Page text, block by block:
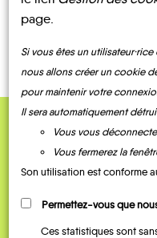
page.
Si vous êtes un
nous allons créer un cookie
pour maintenir votre
Il sera automatiquement
Vous vous
Vous fermerez la
Son utilisation est conforme
Permettez-vous que
Ces statistiques sont